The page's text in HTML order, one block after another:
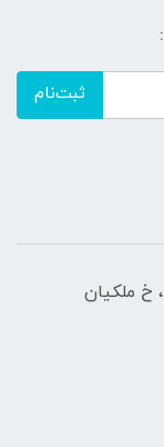
ثبت‌نام
خ ملکیان